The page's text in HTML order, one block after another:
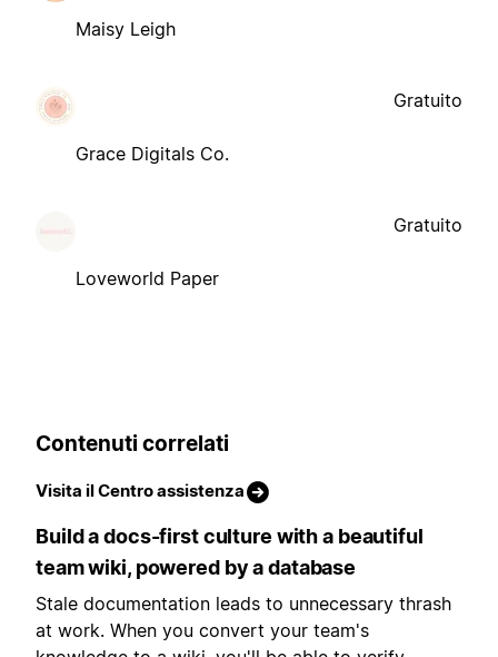
Maisy Leigh
Grace Digitals Co.
Gratuito
Loveworld Paper
Gratuito
Contenuti correlati
Visita il Centro assistenza
Build a docs-first culture with a beautiful
team wiki, powered by a database
Stale documentation leads to unnecessary thrash
at work. When you convert your team's